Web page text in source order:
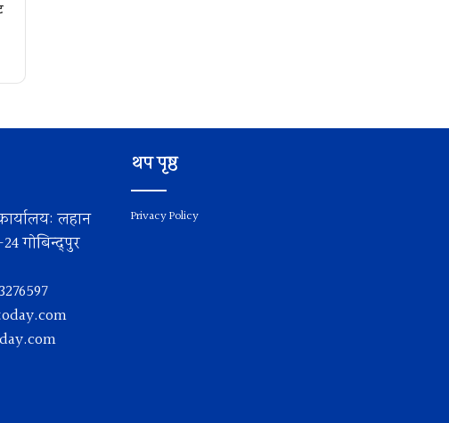
लहान
गोबिन्द्पुर
थप पृष्ठ
Privacy Policy